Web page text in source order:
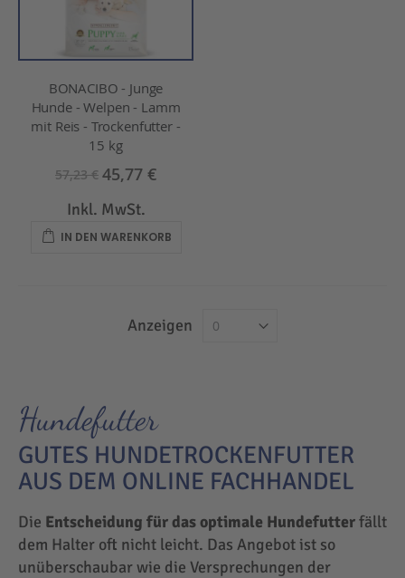
BONACIBO - Junge
Hunde - Welpen - Lamm
mit Reis - Trockenfutter -
15 kg
57,23 € 45,77 €
Inkl. MwSt.
IN DEN WARENKORB
Anzeigen
Hundefutter
GUTES HUNDETROCKENFUTTER
AUS DEM ONLINE FACHHANDEL
Die Entscheidung für das optimale Hundefutterfällt
dem Halter oft nicht leicht. Das Angebot ist so
unüberschaubar wie die Versprechungen der